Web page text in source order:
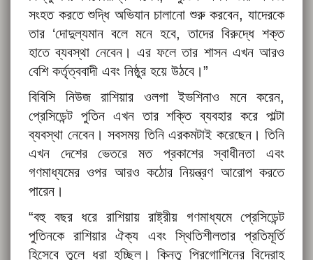
সংহত করতে শুদ্ধি অভিযান চালানো শুরু করবেন, যাদেরকে
তার ‘দোদুল্যমান বলে মনে হবে, তাদের বিরুদ্ধে শক্ত
হাতে ব্যবস্থা নেবেন। এর ফলে তার শাসন এখন আরও
বেশি কর্তৃত্ববাদী এবং নিষ্ঠুর হয়ে উঠবে।”
বিবিসি নিউজ রাশিয়ার ওলগা ইভশিনাও মনে করেন,
প্রেসিডেন্ট পুতিন এখন তার শক্তি ব্যবহার করে পাল্টা
ব্যবস্থা নেবেন। সবসময় তিনি এরকমটাই করেছেন। তিনি
এখন দেশের ভেতরে মত প্রকাশের স্বাধীনতা এবং
গণমাধ্যমের ওপর আরও কঠোর নিয়ন্ত্রণ আরোপ করতে
পারেন।
“বহু বছর ধরে রাশিয়ায় রাষ্ট্রীয় গণমাধ্যমে প্রেসিডেন্ট
পুতিনকে রাশিয়ার ঐক্য এবং স্থিতিশীলতার প্রতিমূর্তি
হিসেবে তুলে ধরা হচ্ছিল। কিন্তু প্রিগোশিনের বিদ্রোহ